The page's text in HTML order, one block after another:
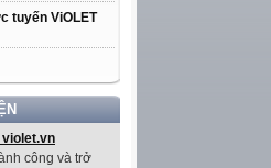
tuyến ViOLET
công và trở